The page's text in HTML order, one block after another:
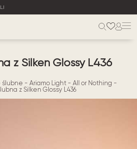
z Silken Glossy L436
ślubne - Ariamo Light- All or Nothing -
z Silken Glossy L436